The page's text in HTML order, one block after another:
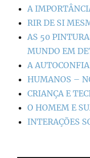
A
RIR DE SI
AS 50
MUNDO EM
A
HUMANOS –
CRIANÇA E
O HOMEM E
INTERAÇÕES